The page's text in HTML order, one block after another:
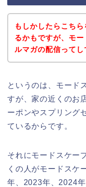
もしかしたらこち
るかもですが、モ
ルマガの配信ってし
というのは、モード
すが、家の近くのお
ーポンやスプリング
ているからです。
それにモードスケー
くの人がモードスケ
年、2023年、2024